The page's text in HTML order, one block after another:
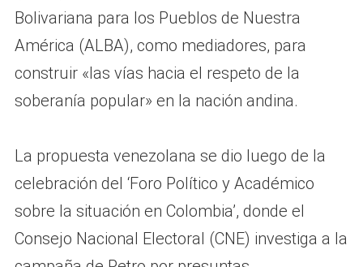
Bolivariana para los Pueblos de Nuestra
América (ALBA), como mediadores, para
construir «las vías hacia el respeto de la
soberanía popular» en la nación andina.
La propuesta venezolana se dio luego de la
celebración del ‘Foro Político y Académico
sobre la situación en Colombia’, donde el
Consejo Nacional Electoral (CNE) investiga a la